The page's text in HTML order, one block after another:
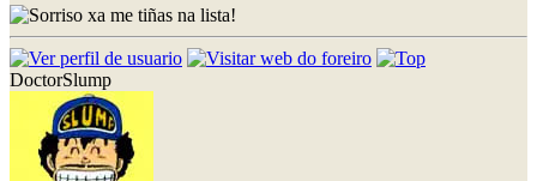
xa me tiñas na lista!
DoctorSlump